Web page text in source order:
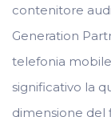
contenitore
Generation
telefonia
significativo la
dimensione del